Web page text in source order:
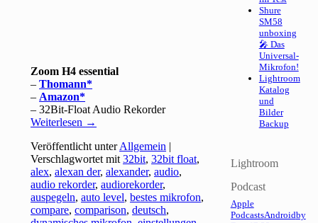
Zoom H4 essential
–Thomann
– Amazon
– 32Bit-Float Audio Rekorder
Weiterlesen →
Veröffentlicht unter Allgemein |
Verschlagwortet mit 32bit,32bit float,
alex,alexan der,alexander,audio,
audio rekorder,audiorekorder,
auspegeln,auto level,bestes mikrofon,
compare,comparison,deutsch,
Shure
SM58
unboxing
🎤 Das
Universal-
Mikrofon!
Lightroom
Katalog
und
Bilder
Backup
Lightroom
Podcast
Apple
PodcastsAndroidby